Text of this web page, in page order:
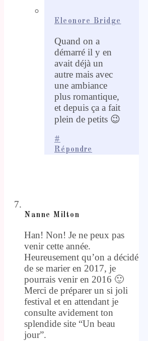
Eleonore Bridge
Quand on a
démarré il y en
avait déjà un
autre mais avec
une ambiance
plus romantique,
et depuis ça a fait
plein de petits 😉
#
Répondre
Nanne Milton
Han! Non! Je ne peux pas
venir cette année.
Heureusement qu’on a décidé
de se marier en 2017, je
pourrais venir en 2016 🙂
Merci de préparer un si joli
festival et en attendant je
consulte avidement ton
splendide site “Un beau
jour”.